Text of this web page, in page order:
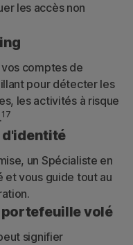
les accès non
comptes de
pour détecter les
les activités à risque
17
d'identité
un Spécialiste en
et vous guide tout au
volé
signifier